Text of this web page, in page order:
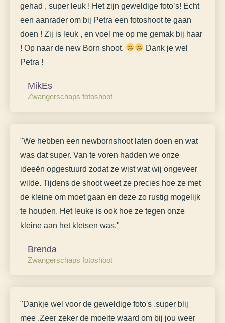
gehad , super leuk ! Het zijn geweldige foto’s! Echt
een aanrader om bij Petra een fotoshoot te gaan
doen ! Zij is leuk , en voel me op me gemak bij haar
! Op naar de new Born shoot.
Dank je wel
Petra !
MikEs
Zwangerschaps fotoshoot
"We hebben een newbornshoot laten doen en wat
was dat super. Van te voren hadden we onze
ideeën opgestuurd zodat ze wist wat wij ongeveer
wilde. Tijdens de shoot weet ze precies hoe ze met
de kleine om moet gaan en deze zo rustig mogelijk
te houden. Het leuke is ook hoe ze tegen onze
kleine aan het kletsen was."
Brenda
Zwangerschaps fotoshoot
"Dankje wel voor de geweldige foto's .super blij
mee .Zeer zeker de moeite waard om bij jou weer